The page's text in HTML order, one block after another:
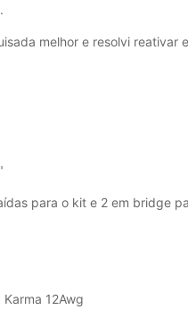
melhor e resolvi
para o kit e 2 em bridge
12Awg